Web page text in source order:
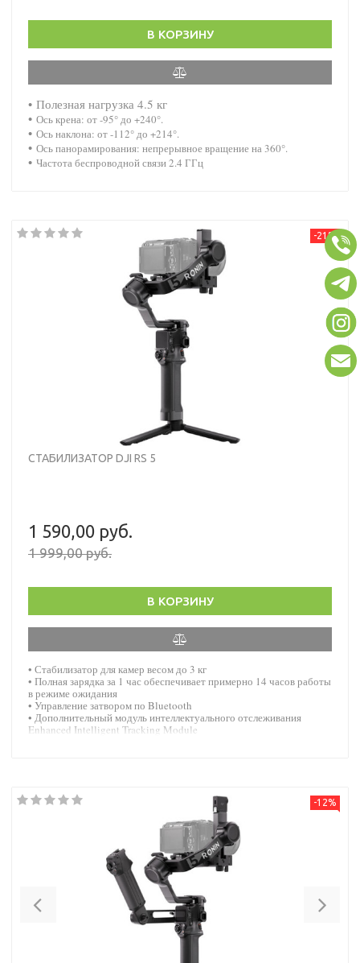
В КОРЗИНУ
• Полезная нагрузка 4.5 кг
• Ось крена: от -95° до +240°.
• Ось наклона: от -112° до +214°.
• Ось панорамирования: непрерывное вращение на 360°.
• Частота беспроводной связи 2.4 ГГц
-21%
СТАБИЛИЗАТОР DJI RS 5
1 590,00 руб.
1 999,00 руб.
В КОРЗИНУ
• Стабилизатор для камер весом до 3 кг
• Полная зарядка за 1 час обеспечивает примерно 14 часов работы
в режиме ожидания
• Управление затвором по Bluetooth
• Дополнительный модуль интеллектуального отслеживания
Enhanced Intelligent Tracking Module
-12%